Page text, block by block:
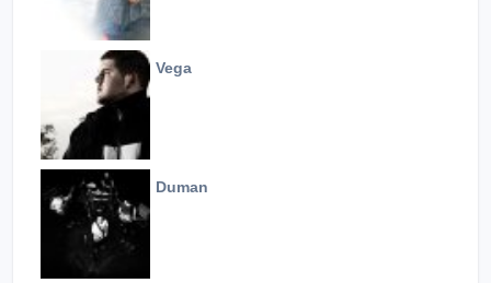
Vega
Duman